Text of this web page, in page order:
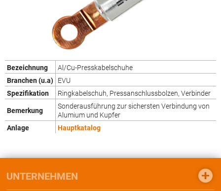
Bezeichnung
Al/Cu-Presskabelschuhe
Branchen (u.a)
EVU
Spezifikation
Ringkabelschuh, Pressanschlussbolzen, Verbinder
Bemerkung
Sonderausführung zur sichersten Verbindung von
Alumium und Kupfer
Anlage
Hauptkatalog
UNTERNEHMEN